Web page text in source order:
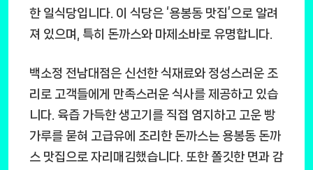
한 일식당입니다. 이 식당은 ‘용봉동 맛집’으로 알려
져 있으며, 특히 돈까스와 마제소바로 유명합니다.
백소정 전남대점은 신선한 식재료와 정성스러운 조
리로 고객들에게 만족스러운 식사를 제공하고 있습
니다. 육즙 가득한 생고기를 직접 염지하고 고운 빵
가루를 묻혀 고급유에 조리한 돈까스는 용봉동 돈까
스 맛집으로 자리매김했습니다. 또한 쫄깃한 면과 감